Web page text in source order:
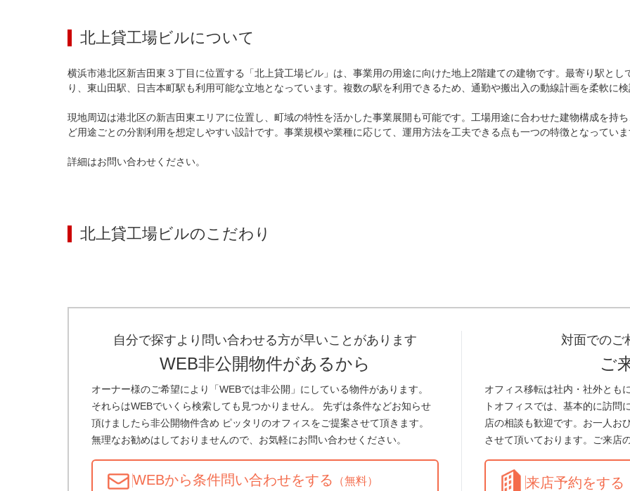
北上貸工場ビルについて
横浜市港北区新吉田東３丁目に位置する「北上貸工場ビル」は、事業用の用途に向けた地上2階建ての建物です。最寄り駅と
り、東山田駅、日吉本町駅も利用可能な立地となっています。複数の駅を利用できるため、通勤や搬出入の動線計画を柔軟に
現地周辺は港北区の新吉田東エリアに位置し、町域の特性を活かした事業展開も可能です。工場用途に合わせた建物構成を持
ど用途ごとの分割利用を想定しやすい設計です。事業規模や業種に応じて、運用方法を工夫できる点も一つの特徴となってい
詳細はお問い合わせください。
北上貸工場ビルのこだわり
自分で探すより問い合わせる方が早いことがあります
WEB非公開物件があるから
オーナー様のご希望により「WEBでは非公開」にしている物件があります。
それらはWEBでいくら検索しても見つかりません。 先ずは条件などお知らせ
頂けましたら非公開物件含め ピッタリのオフィスをご提案させて頂きます。
無理なお勧めはしておりませんので、お気軽にお問い合わせください。
WEBから条件問い合わせをする （無料）
対面でのご
ご
オフィス移転は社内・社外とも
トオフィスでは、基本的に訪問
店の相談も歓迎です。お一人お
させて頂いております。ご来店
来店予約をする